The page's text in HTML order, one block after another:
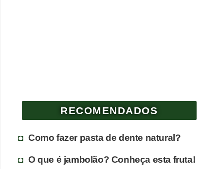
RECOMENDADOS
Como fazer pasta de dente natural?
O que é jambolão? Conheça esta fruta!